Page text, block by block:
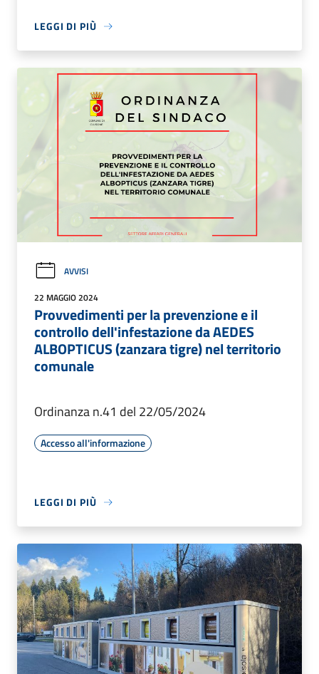
LEGGI DI PIÙ
AVVISI
22 MAGGIO 2024
Provvedimenti per la prevenzione e il
controllo dell'infestazione da AEDES
ALBOPTICUS (zanzara tigre) nel territorio
comunale
Ordinanza n.41 del 22/05/2024
Accesso all'informazione
LEGGI DI PIÙ